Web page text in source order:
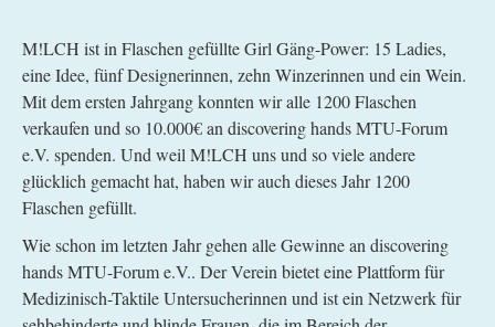
M!LCH ist in Flaschen gefüllte Girl Gäng-Power: 15 Ladies,
eine Idee, fünf Designerinnen, zehn Winzerinnen und ein Wein.
Mit dem ersten Jahrgang konnten wir alle 1200 Flaschen
verkaufen und so 10.000€ an discovering hands MTU-Forum
e.V. spenden. Und weil M!LCH uns und so viele andere
glücklich gemacht hat, haben wir auch dieses Jahr 1200
Flaschen gefüllt.
Wie schon im letzten Jahr gehen alle Gewinne an discovering
hands MTU-Forum e.V.. Der Verein bietet eine Plattform für
Medizinisch-Taktile Untersucherinnen und ist ein Netzwerk für